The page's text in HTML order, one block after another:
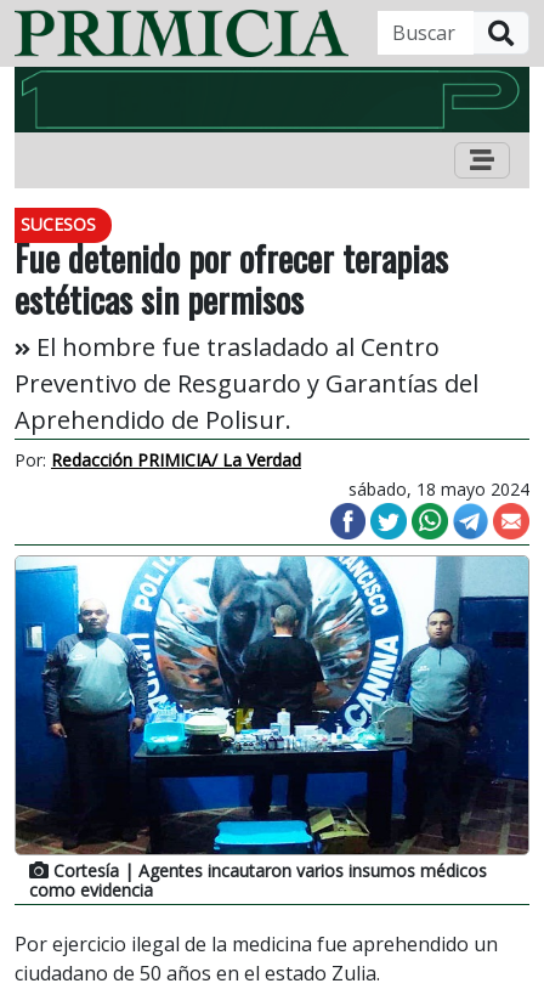
SUCESOS
Fue detenido por ofrecer terapias
estéticas sin permisos
El hombre fue trasladado al Centro
Preventivo de Resguardo y Garantías del
Aprehendido de Polisur.
Por: Redacción PRIMICIA/ La Verdad
sábado, 18 mayo 2024
Cortesía | Agentes incautaron varios insumos médicos
como evidencia
Por ejercicio ilegal de la medicina fue aprehendido un
ciudadano de 50 años en el estado Zulia.